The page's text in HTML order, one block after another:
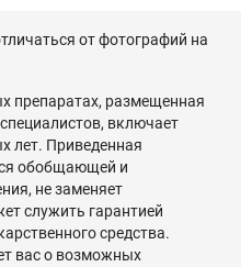
от фотографий на
препаратах, размещенная
включает
лет. Приведенная
обобщающей и
не заменяет
служить гарантией
средства.
вас о возможных